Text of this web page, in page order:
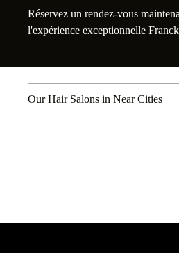
Réservez un rendez-vous
l'expérience exceptionnelle
Our Hair Salons in Near Cities